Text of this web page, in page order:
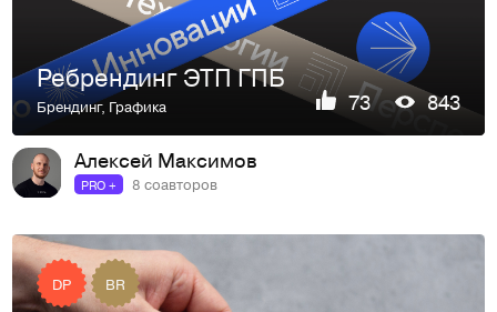
Ребрендинг ЭТП ГПБ
Брендинг, Графика 73 843
Алексей Максимов
PRO + 8 соавторов
DP BR